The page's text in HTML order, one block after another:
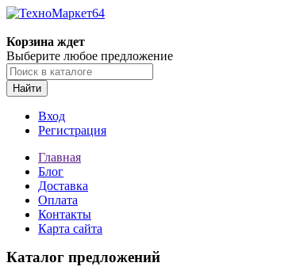
Корзина ждет
Выберите любое предложение
Найти
Вход
Регистрация
Главная
Блог
Доставка
Оплата
Контакты
Карта сайта
Каталог предложений